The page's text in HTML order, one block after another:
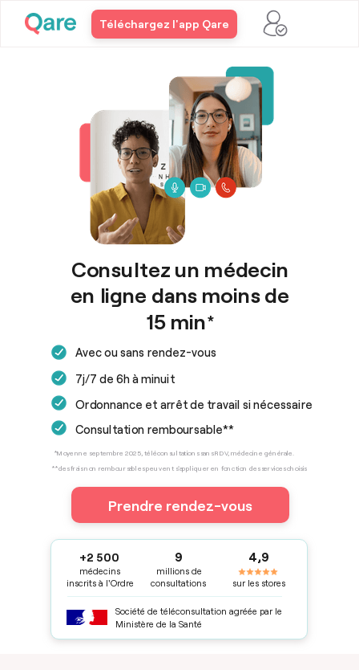
+2 500
médecins
9 4,9
inscrits à l'Ordre
millions de
consultations
sur les stores
Société de téléconsultation agréée par le
Ministère de la Santé
Consultez un médecin
en ligne dans moins de
15 min*
Prendre rendez-vous
**des frais non remboursables peuvent s'appliquer en fonction des services choisis
Avec ou sans rendez-vous
7j/7 de 6h à minuit
Ordonnance et arrêt de travail si nécessaire
Consultation remboursable**
*Moyenne septembre 2025, téléconsultations sans RDV, médecine générale.
Téléchargez l'app Qare